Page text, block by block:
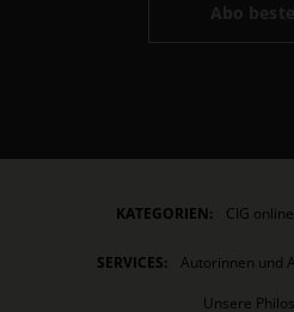
Abo
KATEGORIEN: CIG online
SERVICES: Autorinnen und
Unsere